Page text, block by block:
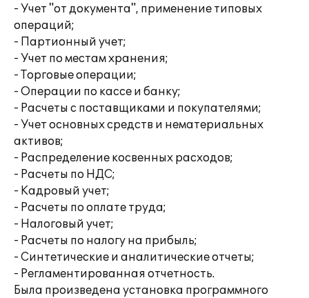
- Учет "от документа", применение типовых
операций;
- Партионный учет;
- Учет по местам хранения;
- Торговые операции;
- Операции по кассе и банку;
- Расчеты с поставщиками и покупателями;
- Учет основных средств и нематериальных
активов;
- Распределение косвенных расходов;
- Расчеты по НДС;
- Кадровый учет;
- Расчеты по оплате труда;
- Налоговый учет;
- Расчеты по налогу на прибыль;
- Синтетические и аналитические отчеты;
- Регламентированная отчетность.
Была произведена установка программного